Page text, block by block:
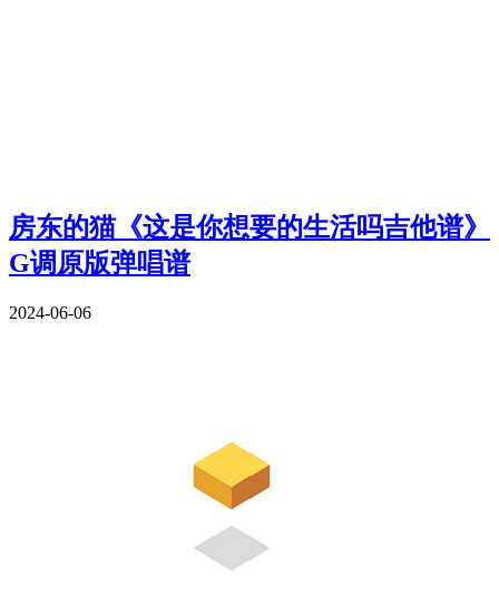
房东的猫《这是你想要的生活吗吉他谱》
G调原版弹唱谱
2024-06-06